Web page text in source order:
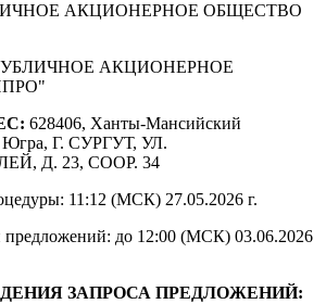
АКЦИОНЕРНОЕ ОБЩЕСТВО
АКЦИОНЕРНОЕ
628406, Ханты-Мансийский
Югра, Г. СУРГУТ, УЛ.
Д. 23, СООР. 34
11:12 (МСК) 27.05.2026 г.
предложений: до 12:00 (МСК) 03.06.2026
ЗАПРОСА ПРЕДЛОЖЕНИЙ: